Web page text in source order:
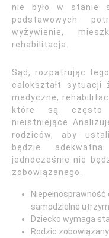
nie było w stanie
podstawowych
wyżywienie,
rehabilitacja.
Sąd, rozpatrując
całokształt sytuacji
medyczne,
które są często
nieistniejące.
rodziców, aby
będzie
jednocześnie nie
zobowiązanego.
samodzielne
Dziecko wymaga
Rodzic